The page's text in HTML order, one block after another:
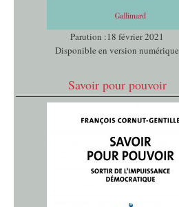
Parution :18 février 2021
Disponible en version numérique
Savoir pour pouvoir